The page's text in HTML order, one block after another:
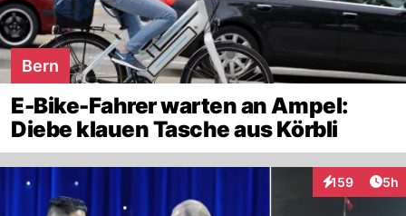
Bern
E-Bike-Fahrer warten an Ampel:
Diebe klauen Tasche aus Körbli
159
Interaktionen
5h